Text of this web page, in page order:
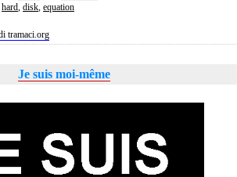
hard, disk, equation
tramaci.org
Je suis moi-même